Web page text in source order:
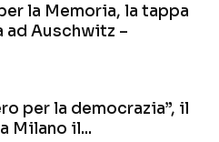
la Memoria, la tappa
ad Auschwitz –
per la democrazia”, il
Milano il...